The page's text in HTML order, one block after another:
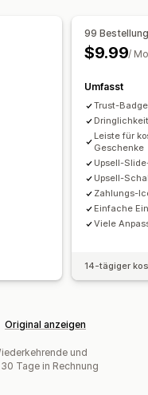
99
$9.99/
Umfasst
Trust-
Leiste für
Geschenke
Upsell-
Upsell-
Zahlungs-
Einfache
Viele
14-tägiger
Original anzeigen
und
Tage in Rechnung